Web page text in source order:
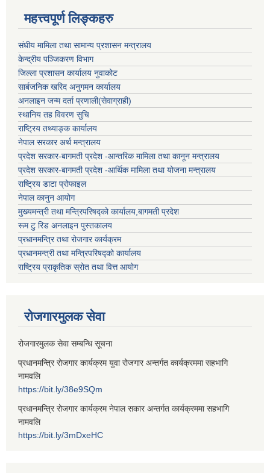
महत्त्वपूर्ण लिङ्कहरु
संघीय मामिला तथा सामान्य प्रशासन मन्त्रालय
केन्द्रीय पञ्जिकरण विभाग
जिल्ला प्रशासन कार्यालय नुवाकोट
सार्बजनिक खरिद अनुगमन कार्यालय
अनलाइन जन्म दर्ता प्रणाली(सेवाग्राही)
स्थानिय तह विवरण सुचि
राष्ट्रिय तथ्याङ्क कार्यालय
नेपाल सरकार अर्थ मन्त्रालय
प्रदेश सरकार-बागमती प्रदेश -आन्तरिक मामिला तथा कानून मन्त्रालय
प्रदेश सरकार-बागमती प्रदेश -आर्थिक मामिला तथा योजना मन्त्रालय
राष्ट्रिय डाटा प्रोफाइल
नेपाल कानुन आयोग
मुख्यमन्त्री तथा मन्त्रिपरिषद्को कार्यालय,बागमती प्रदेश
रूम टु रिड अनलाइन पुस्तकालय
प्रधानमन्त्रि तथा रोजगार कार्यक्रम
प्रधानमन्त्री तथा मन्त्रिपरिषद्को कार्यालय
राष्ट्रिय प्राकृतिक स्रोत तथा वित्त आयोग
रोजगारमुलक सेवा
रोजगारमुलक सेवा सम्बन्धि सूचना
प्रधानमन्त्रि रोजगार कार्यक्रम युवा रोजगार अन्तर्गत कार्यक्रममा सहभागि
नामवलि
https://bit.ly/38e9SQm
प्रधानमन्त्रि रोजगार कार्यक्रम नेपाल सकार अन्तर्गत कार्यक्रममा सहभागि
नामवलि
https://bit.ly/3mDxeHC